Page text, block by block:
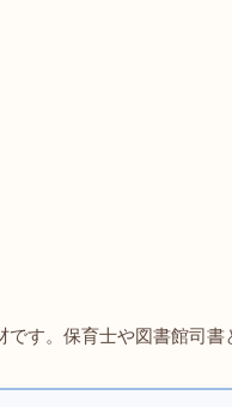
す。保育士や図書館司書